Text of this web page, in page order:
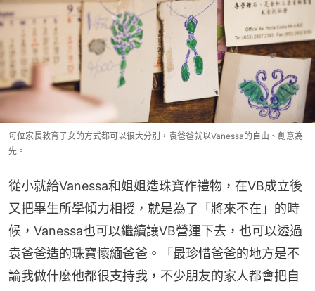
每位家長教育子女的方式都可以很大分別，袁爸爸就以Vanessa的自由、創意為
先。
從小就給Vanessa和姐姐造珠寶作禮物，在VB成立後
又把畢生所學傾力相授，就是為了「將來不在」的時
候，Vanessa也可以繼續讓VB營運下去，也可以透過
袁爸爸造的珠寶懷緬爸爸。「最珍惜爸爸的地方是不
論我做什麼他都很支持我，不少朋友的家人都會把自